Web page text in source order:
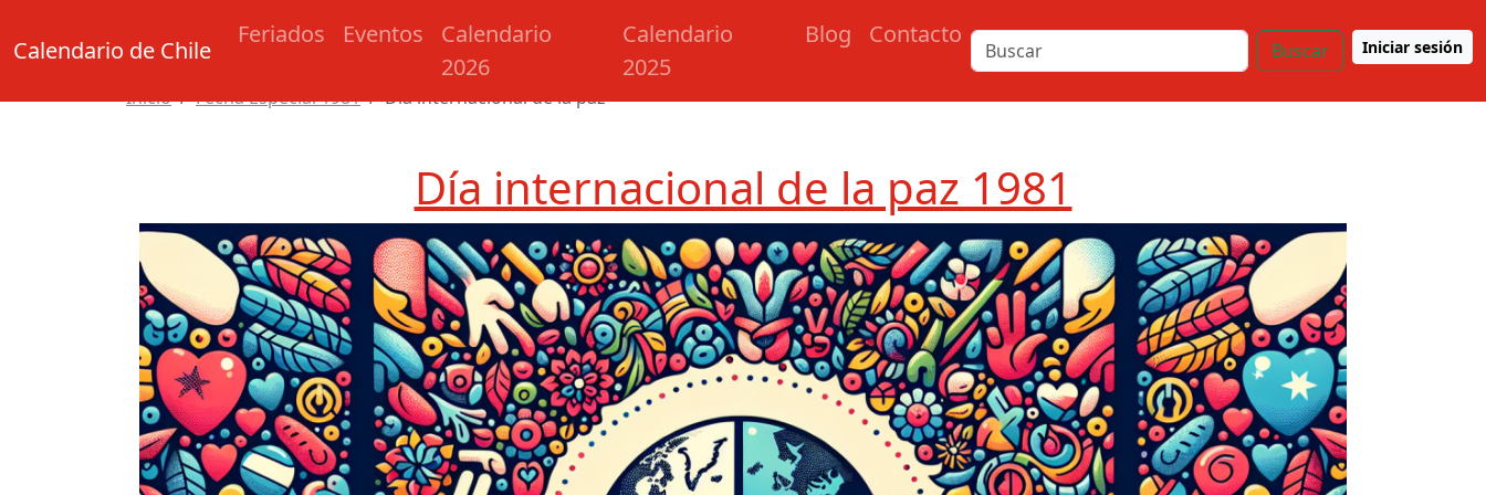
Calendario de Chile
Feriados Eventos
Calendario
2026
Calendario
2025
Blog Contacto
Buscar Iniciar sesión
Inicio Fecha Especial 1981 Día internacional de la paz
Día internacional de la paz 1981